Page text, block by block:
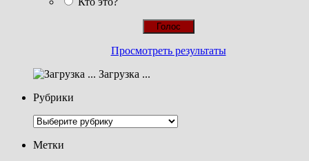
Просмотреть результаты
Загрузка ...
Рубрики
Рубрики
Метки